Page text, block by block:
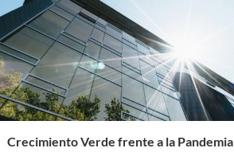
Crecimiento Verde frente a la Pandemia